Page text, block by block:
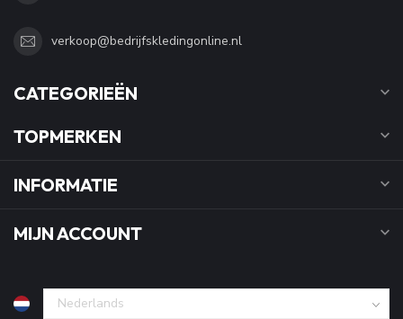
verkoop@bedrijfskledingonline.nl
CATEGORIEËN
TOPMERKEN
INFORMATIE
MIJN ACCOUNT